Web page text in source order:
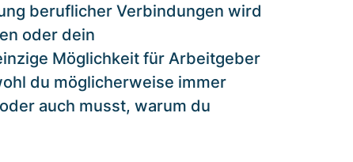
beruflicher Verbindungen wird
oder dein
Möglichkeit für Arbeitgeber
du möglicherweise immer
auch musst, warum du